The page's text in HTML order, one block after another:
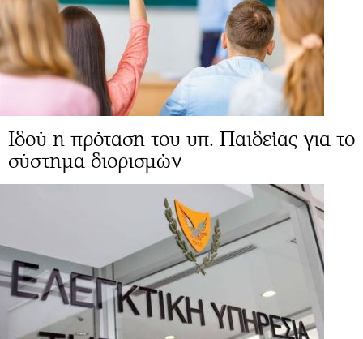
Ιδού η πρόταση του υπ. Παιδείας για το
σύστημα διορισμών